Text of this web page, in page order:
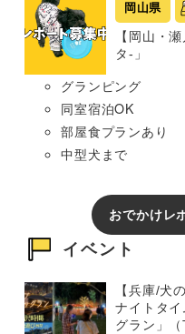
岡山県
【岡山・
タ-」
グランピング
同室宿泊OK
部屋食プランあり
中型犬まで
おでかけレ
イベント
【兵庫/犬
ナイトタ
グラン」